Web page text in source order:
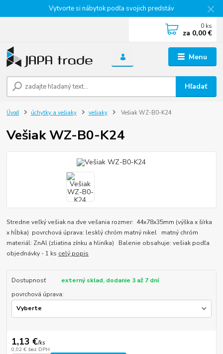
Vytvorte si nábytok podľa svojich predstáv
Menu
Hľadať
0 ks
za 0,00 €
Úvod úchytky a vešiaky vešiaky Vešiak WZ-B0-K24
Vešiak WZ-B0-K24
Stredne veľký vešiak na dve vešania rozmer: 44x78x35mm (výška x šírka
x hĺbka) povrchová úprava: lesklý chróm matný nikel matný chróm
materiál: ZnAl (zliatina zínku a hliníka) Balenie obsahuje: vešiak podľa
objednávky - 1 ks celý popis
Dostupnosť
externý sklad, dodanie 3 až 7 dní
povrchová úprava:
1,13 €/ks
0,92 € bez DPH